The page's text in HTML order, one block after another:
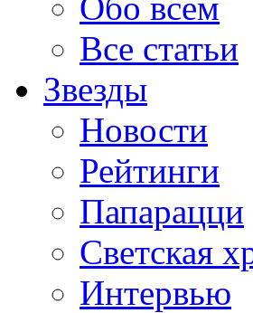
Все статьи
Звезды
Новости
Рейтинги
Папарацци
Светская
Интервью